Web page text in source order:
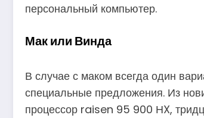
персональный компьютер.
Мак или Винда
В случае с маком всегда один
специальные предложения. Из
процессор raisen 95 900 НX,